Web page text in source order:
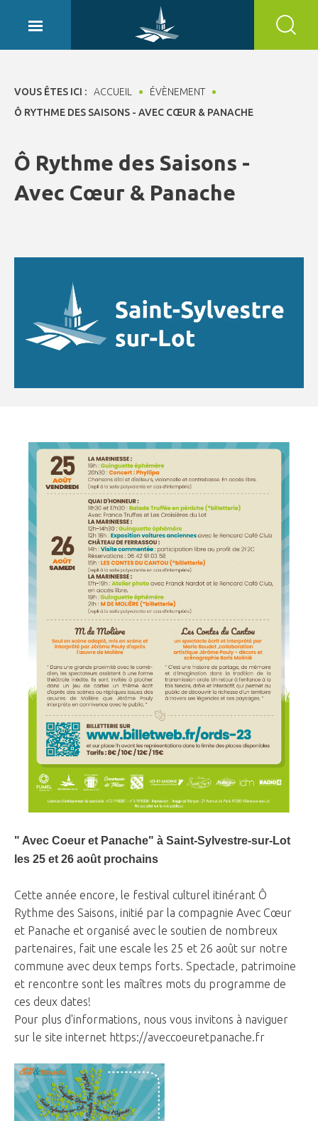
VOUS ÊTES ICI : ACCUEIL
ÉVÈNEMENT
Ô RYTHME DES SAISONS - AVEC CŒUR & PANACHE
Ô Rythme des Saisons -
Avec Cœur & Panache
" Avec Coeur et Panache" à Saint-Sylvestre-sur-Lot
les 25 et 26 août prochains
Cette année encore, le festival culturel itinérant Ô
Rythme des Saisons, initié par la compagnie Avec Cœur
et Panache et organisé avec le soutien de nombreux
partenaires, fait une escale les 25 et 26 août sur notre
commune avec deux temps forts. Spectacle, patrimoine
et rencontre sont les maîtres mots du programme de
ces deux dates!
Pour plus d'informations, nous vous invitons à naviguer
sur le site internet https://aveccoeuretpanache.fr
Panneau de gestion des cookies